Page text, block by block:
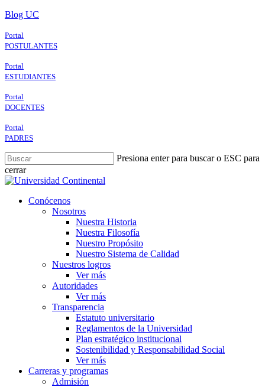
Skip
main
content
Blog UC
Portal
POSTULANTES
Portal
ESTUDIANTES
Portal
DOCENTES
Portal
PADRES
Presiona enter para buscar o ESC para
cerrar
Close
search
Menu
Conócenos
Nosotros
Nuestra Historia
Nuestra Filosofía
Nuestro Propósito
Nuestro Sistema de Calidad
Nuestros logros
Ver más
Autoridades
Ver más
Transparencia
Estatuto universitario
Reglamentos de la Universidad
Plan estratégico institucional
Sostenibilidad y Responsabilidad Social
Ver más
Carreras y programas
Admisión